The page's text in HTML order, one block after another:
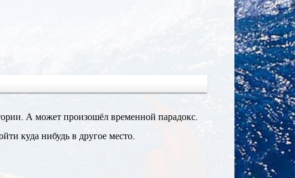
А может произошёл временной парадокс.
куда нибудь в другое место.